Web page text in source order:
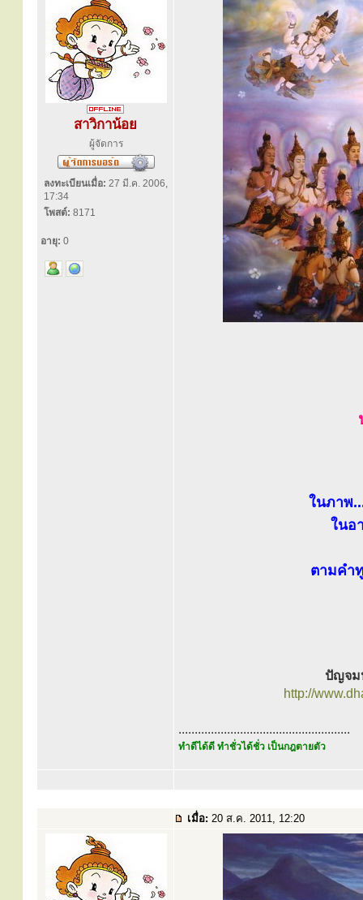
สาวิกาน้อย
ผู้จัดการ
ลงทะเบียนเมื่อ: 27 มี.ค. 2006,
17:34
โพสต์: 8171
อายุ: 0
ในภาพ
ในอ
ตามคำ
ปัญจม
http://
.....................................................
ทำดีได้ดี ทำชั่วได้ชั่ว เป็นกฎตายตัว
เมื่อ: 20 ส.ค. 2011, 12:20